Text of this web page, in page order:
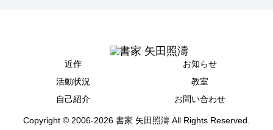
近作
お知らせ
活動状況
教室
自己紹介
お問い合わせ
Copyright © 2006-2026 書家 矢田照濤 All Rights Reserved.